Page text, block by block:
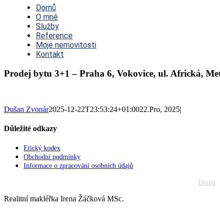
NavigationDomů
O mně
Služby
Reference
Moje nemovitosti
Kontakt
Prodej bytu 3+1 – Praha 6, Vokovice, ul. Africká,
Dušan Zvonár2025-12-22T23:53:24+01:0022.Pro, 2025|
Důležité odkazy
Etický kodex
Obchodní podmínky
Informace o zpracování osobních údajů
Domů
Realitní makléřka Irena Žáčková MSc.